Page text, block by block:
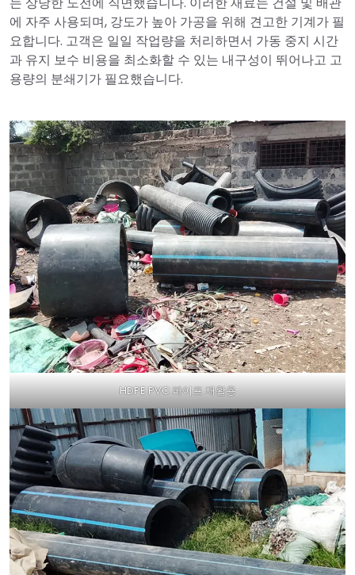
에 자주 사용되며, 강도가 높아 가공을 위해 견고한 기계가 필
요합니다. 고객은 일일 작업량을 처리하면서 가동 중지 시간
과 유지 보수 비용을 최소화할 수 있는 내구성이 뛰어나고 고
용량의 분쇄기가 필요했습니다.
HDPE PVC 파이프 재활용